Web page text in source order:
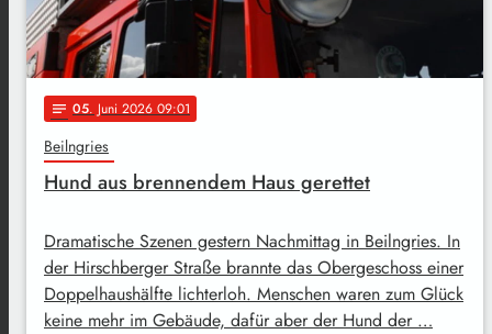
notes 05. Juni 2026 09:01
Beilngries
Hund aus brennendem Haus gerettet
Dramatische Szenen gestern Nachmittag in Beilngries. In
der Hirschberger Straße brannte das Obergeschoss einer
Doppelhaushälfte lichterloh. Menschen waren zum Glück
keine mehr im Gebäude, dafür aber der Hund der …